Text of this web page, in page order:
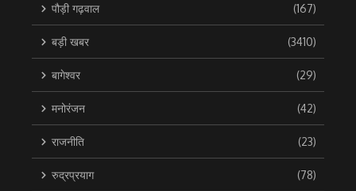
पौड़ी गढ़वाल (167)
बड़ी खबर (3410)
बागेश्वर (29)
मनोरंजन (42)
राजनीति (23)
रुद्रप्रयाग (78)